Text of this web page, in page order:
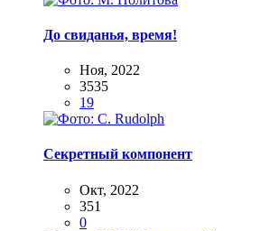
До свиданья, время!
Ноя, 2022
3535
19
Секретный компонент
Окт, 2022
351
0